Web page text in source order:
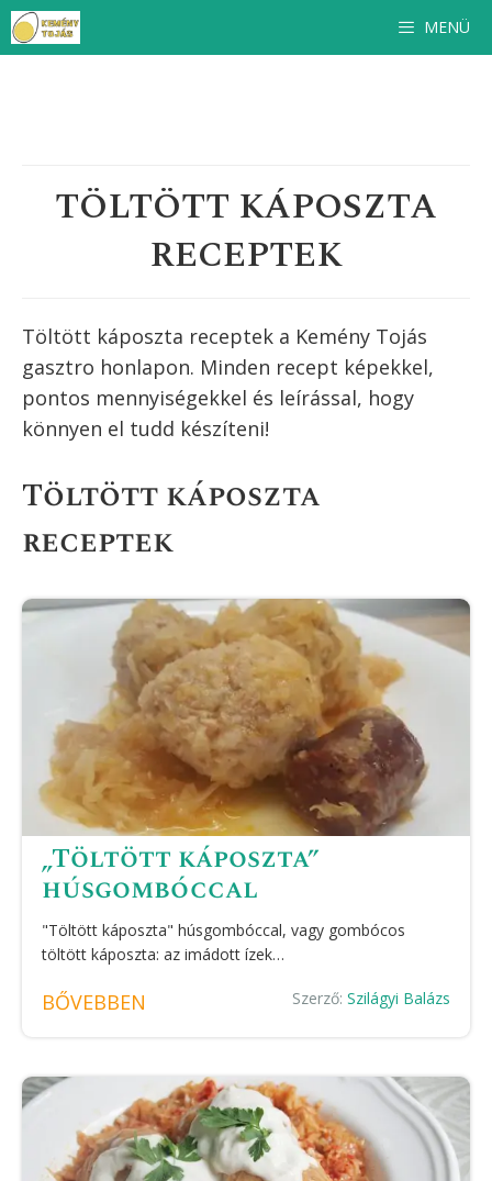
Kilépés
MENÜ
TÖLTÖTT KÁPOSZTA
RECEPTEK
Töltött káposzta receptek a Kemény Tojás
gasztro honlapon. Minden recept képekkel,
pontos mennyiségekkel és leírással, hogy
könnyen el tudd készíteni!
Töltött káposzta
receptek
„Töltött káposzta”
húsgombóccal
"Töltött káposzta" húsgombóccal, vagy gombócos
töltött káposzta: az imádott ízek…
BŐVEBBEN Szerző: Szilágyi Balázs